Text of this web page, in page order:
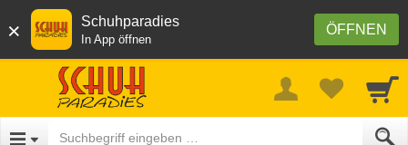
× ÖFFNEN
Schuhparadies
In App öffnen